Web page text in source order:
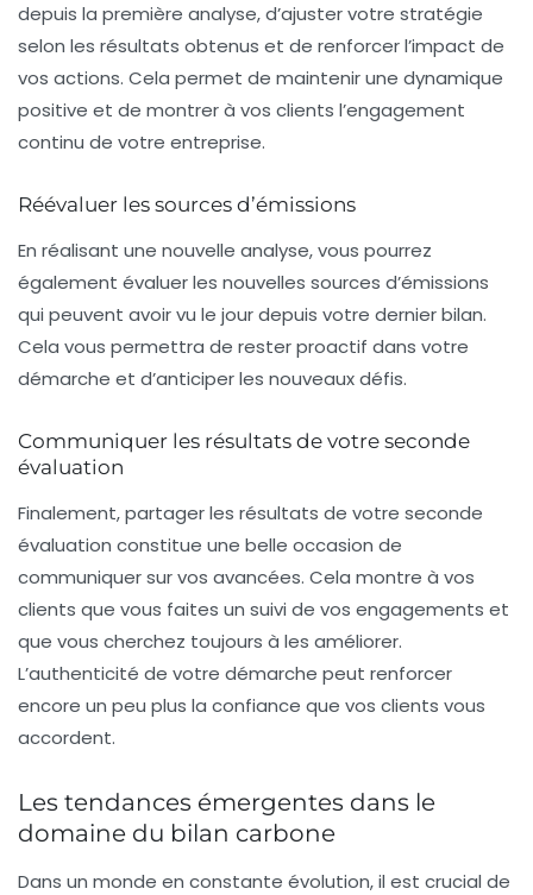
depuis la première analyse, d’ajuster votre stratégie
selon les résultats obtenus et de renforcer l’impact de
vos actions. Cela permet de maintenir une dynamique
positive et de montrer à vos clients l’engagement
continu de votre entreprise.
Réévaluer les sources d’émissions
En réalisant une nouvelle analyse, vous pourrez
également évaluer les nouvelles sources d’émissions
qui peuvent avoir vu le jour depuis votre dernier bilan.
Cela vous permettra de rester proactif dans votre
démarche et d’anticiper les nouveaux défis.
Communiquer les résultats de votre seconde
évaluation
Finalement, partager les résultats de votre seconde
évaluation constitue une belle occasion de
communiquer sur vos avancées. Cela montre à vos
clients que vous faites un suivi de vos engagements et
que vous cherchez toujours à les améliorer.
L’authenticité de votre démarche peut renforcer
encore un peu plus la confiance que vos clients vous
accordent.
Les tendances émergentes dans le
domaine du bilan carbone
Dans un monde en constante évolution, il est crucial de